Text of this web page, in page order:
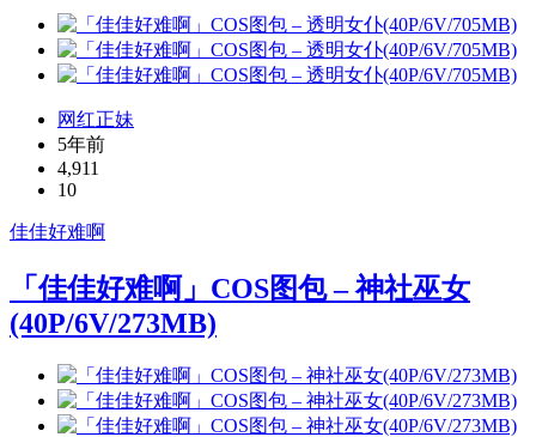
网红正妹
5年前
4,911
10
佳佳好难啊
「佳佳好难啊」COS图包 – 神社巫女
(40P/6V/273MB)